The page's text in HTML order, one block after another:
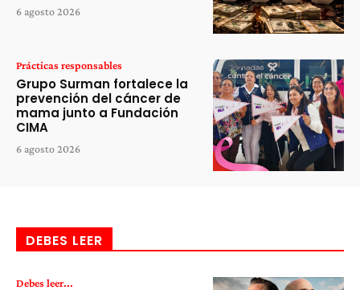
6 agosto 2026
Prácticas responsables
Grupo Surman fortalece la
prevención del cáncer de
mama junto a Fundación
CIMA
6 agosto 2026
DEBES LEER
Debes leer...